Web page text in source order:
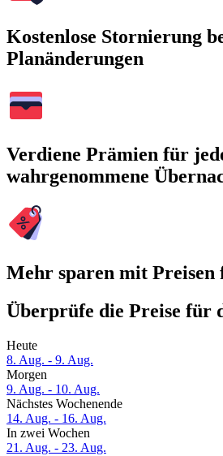
Kostenlose Stornierung
Planänderungen
Verdiene Prämien für
wahrgenommene
Mehr sparen mit
Überprüfe die Preise für
Heute
8. Aug. - 9. Aug.
Morgen
9. Aug. - 10. Aug.
Nächstes Wochenende
14. Aug. - 16. Aug.
In zwei Wochen
21. Aug. - 23. Aug.